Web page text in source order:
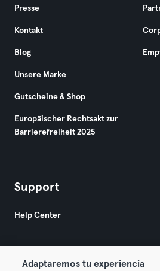
Presse
Kontakt
Blog
Unsere Marke
Gutscheine & Shop
Europäischer Rechtsakt zur
Barrierefreiheit 2025
Support
Help Center
Adaptaremos tu experiencia